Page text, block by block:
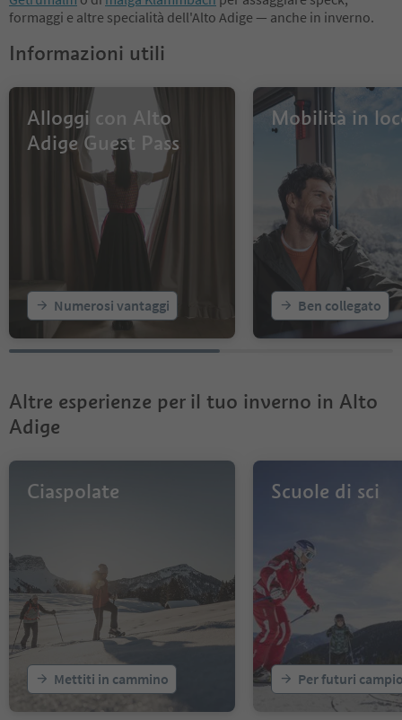
formaggi e altre specialità dell'Alto Adige — anche in inverno.
Informazioni utili
Alloggi con Alto
Adige Guest Pass
Numerosi vantaggi
Mobilità in
Ben collegato
Altre esperienze per il tuo inverno in Alto
Adige
Ciaspolate
Mettiti in cammino
Scuole di sci
Per futuri